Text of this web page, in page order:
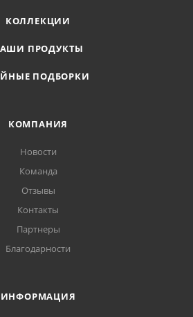
КОЛЛЕКЦИИ
ПРОДУКТЫ
ПОДБОРКИ
КОМПАНИЯ
Новости
Команда
Отзывы
Контакты
Партнеры
Благодарности
ИНФОРМАЦИЯ